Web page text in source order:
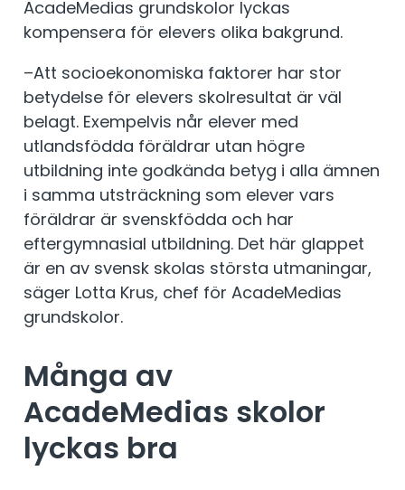
AcadeMedias grundskolor lyckas
kompensera för elevers olika bakgrund.
–Att socioekonomiska faktorer har stor
betydelse för elevers skolresultat är väl
belagt. Exempelvis når elever med
utlandsfödda föräldrar utan högre
utbildning inte godkända betyg i alla ämnen
i samma utsträckning som elever vars
föräldrar är svenskfödda och har
eftergymnasial utbildning. Det här glappet
är en av svensk skolas största utmaningar,
säger Lotta Krus, chef för AcadeMedias
grundskolor.
Många av
AcadeMedias skolor
lyckas bra